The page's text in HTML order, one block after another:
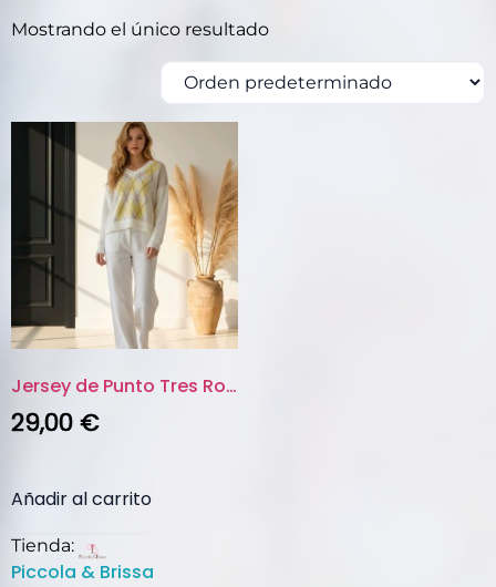
Mostrando el único resultado
Jersey de Punto Tres Rombos Talla Única Hecho en Italia
29,00€
Añadir al carrito
Tienda:
Piccola & Brissa